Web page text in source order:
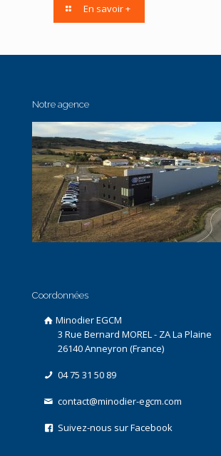
En savoir +
Notre agence
Coordonnées
Minodier EGCM
3 Rue Bernard MOREL - ZA La Plaine
26140 Anneyron (France)
04 75 31 50 89
contact@minodier-egcm.com
Suivez-nous sur Facebook